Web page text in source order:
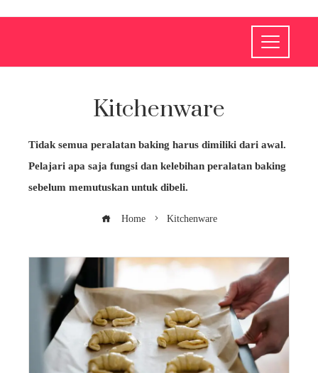
Kitchenware
Tidak semua peralatan baking harus dimiliki dari awal.
Pelajari apa saja fungsi dan kelebihan peralatan baking
sebelum memutuskan untuk dibeli.
Home Kitchenware